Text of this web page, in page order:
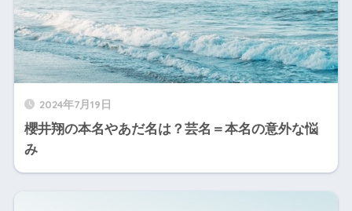
2024年7月19日
櫻井翔の本名やあだ名は？芸名＝本名の意外な悩
み